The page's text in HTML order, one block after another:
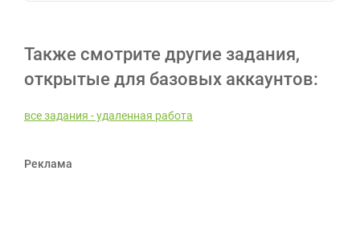
Также смотрите другие задания,
открытые для базовых аккаунтов:
все задания - удаленная работа
Реклама